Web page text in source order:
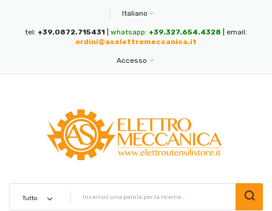
Italiano
tel: +39.0872.715431 whatsapp: +39.327.654.4328 | email:
ordini@aselettromeccanica.it
Accesso